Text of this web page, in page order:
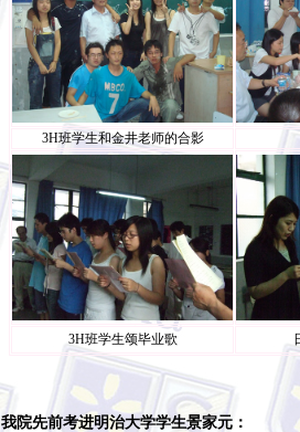
3H班学生和金井老师的合影
3H班学生颂毕业歌
我院先前考进明治大学学生景家元：